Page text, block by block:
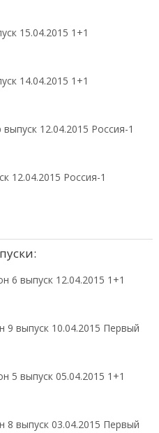
15.04.2015 1+1
14.04.2015 1+1
12.04.2015 Россия-1
12.04.2015 Россия-1
6 выпуск 12.04.2015 1+1
9 выпуск 10.04.2015 Первый
5 выпуск 05.04.2015 1+1
8 выпуск 03.04.2015 Первый